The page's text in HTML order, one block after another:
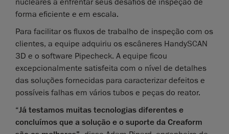
forma eficiente e em escala.
Para facilitar os fluxos de trabalho de inspeção com os
clientes, a equipe adquiriu os escâneres HandySCAN
3D e o software Pipecheck. A equipe ficou
excepcionalmente satisfeita com o nível de detalhes
das soluções fornecidas para caracterizar defeitos e
possíveis falhas em vários tubos e peças do reator.
“Já testamos muitas tecnologias diferentes e
concluímos que a solução e o suporte da Creaform